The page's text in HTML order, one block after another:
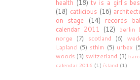
health (18) tv is a girl's
(18) catlicious (16)
on stage
(14) records
calendar 2011
(12) berlin
norge (7) scotland (6)
Lapland (5) sthlm (5) urbex
woods (3) switzerland (3)
calendar 2016 (1) ísland (1)